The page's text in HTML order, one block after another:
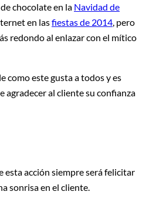
chocolate en la Navidad de
en lasfiestas de 2014, pero
redondo al enlazar con el mítico
como este gusta a todos y es
agradecer al cliente su confianza
esta acción siempre será felicitar
sonrisa en el cliente.